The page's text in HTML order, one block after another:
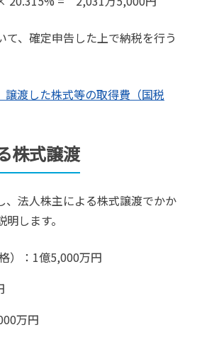
て、確定申告した上で納税を行う
渡した株式等の取得費（国税
株式譲渡
、法人株主による株式譲渡でかか
します。
）：1億5,000万円
万円